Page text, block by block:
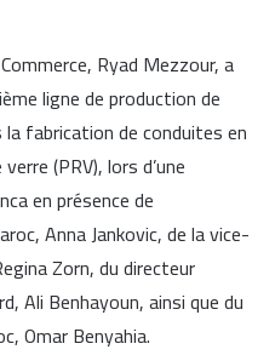
Ryad Mezzour, a
ligne de production de
fabrication de conduites en
(PRV), lors d’une
en présence de
Anna Jankovic, de la vice-
Zorn, du directeur
Ali Benhayoun, ainsi que du
Omar Benyahia.